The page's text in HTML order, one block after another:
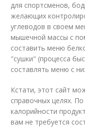
для спортсменов,
желающих
углеводов в своем
мышечной массы с
составить меню
"сушки" (процесса
составлять меню с
Кстати, этот сайт
справочных целях.
калорийности
вам не требуется